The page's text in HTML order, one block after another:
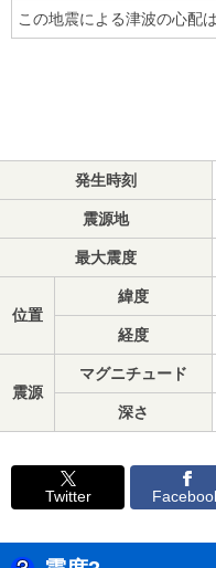
この地震による津波の心配
発生時刻
震源地
最大震度
位置
緯度
経度
震源
マグニチュード
深さ
Twitter